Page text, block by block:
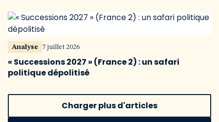
Analyse 7 juillet 2026
« Successions 2027 » (France 2) : un safari
politique dépolitisé
Charger plus d'articles